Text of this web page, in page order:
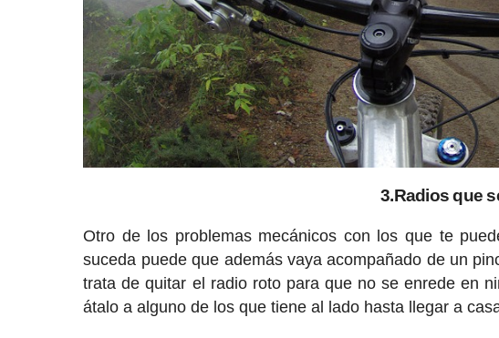
3.Radios que
Otro de los problemas mecánicos con los que te
suceda puede que además vaya acompañado de un
trata de quitar el radio roto para que no se enrede en
átalo a alguno de los que tiene al lado hasta llegar a